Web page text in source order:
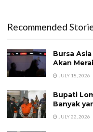
Recommended
Bursa
Akan
JULY 18, 2026
Bupati
Banyak
JULY 22, 2026